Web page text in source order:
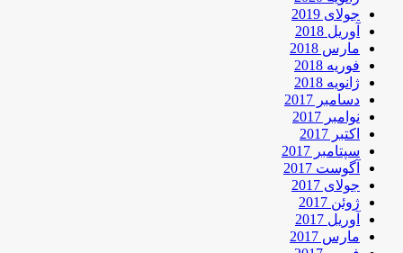
جولای 2019
آوریل 2018
مارس 2018
فوریه 2018
ژانویه 2018
دسامبر 2017
نوامبر 2017
اکتبر 2017
سپتامبر 2017
آگوست 2017
جولای 2017
ژوئن 2017
آوریل 2017
مارس 2017